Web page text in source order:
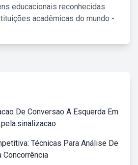
educacionais reconhecidas
acadêmicas do mundo -
De Conversao A Esquerda Em
Técnicas Para Análise De
Concorrência